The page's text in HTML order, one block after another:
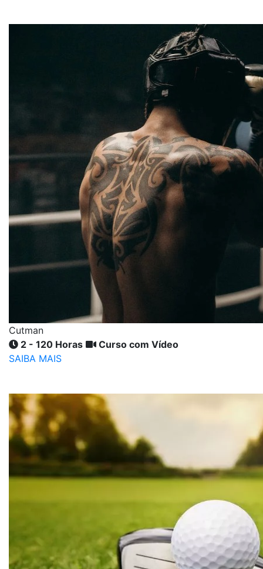
Cutman
2 - 120 Horas
Curso com Vídeo
SAIBA MAIS